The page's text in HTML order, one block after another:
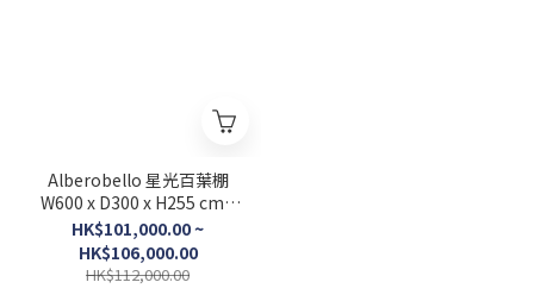
Alberobello 星光百葉棚
W600 x D300 x H255 cm -
搖控開關
HK$101,000.00 ~
HK$106,000.00
HK$112,000.00